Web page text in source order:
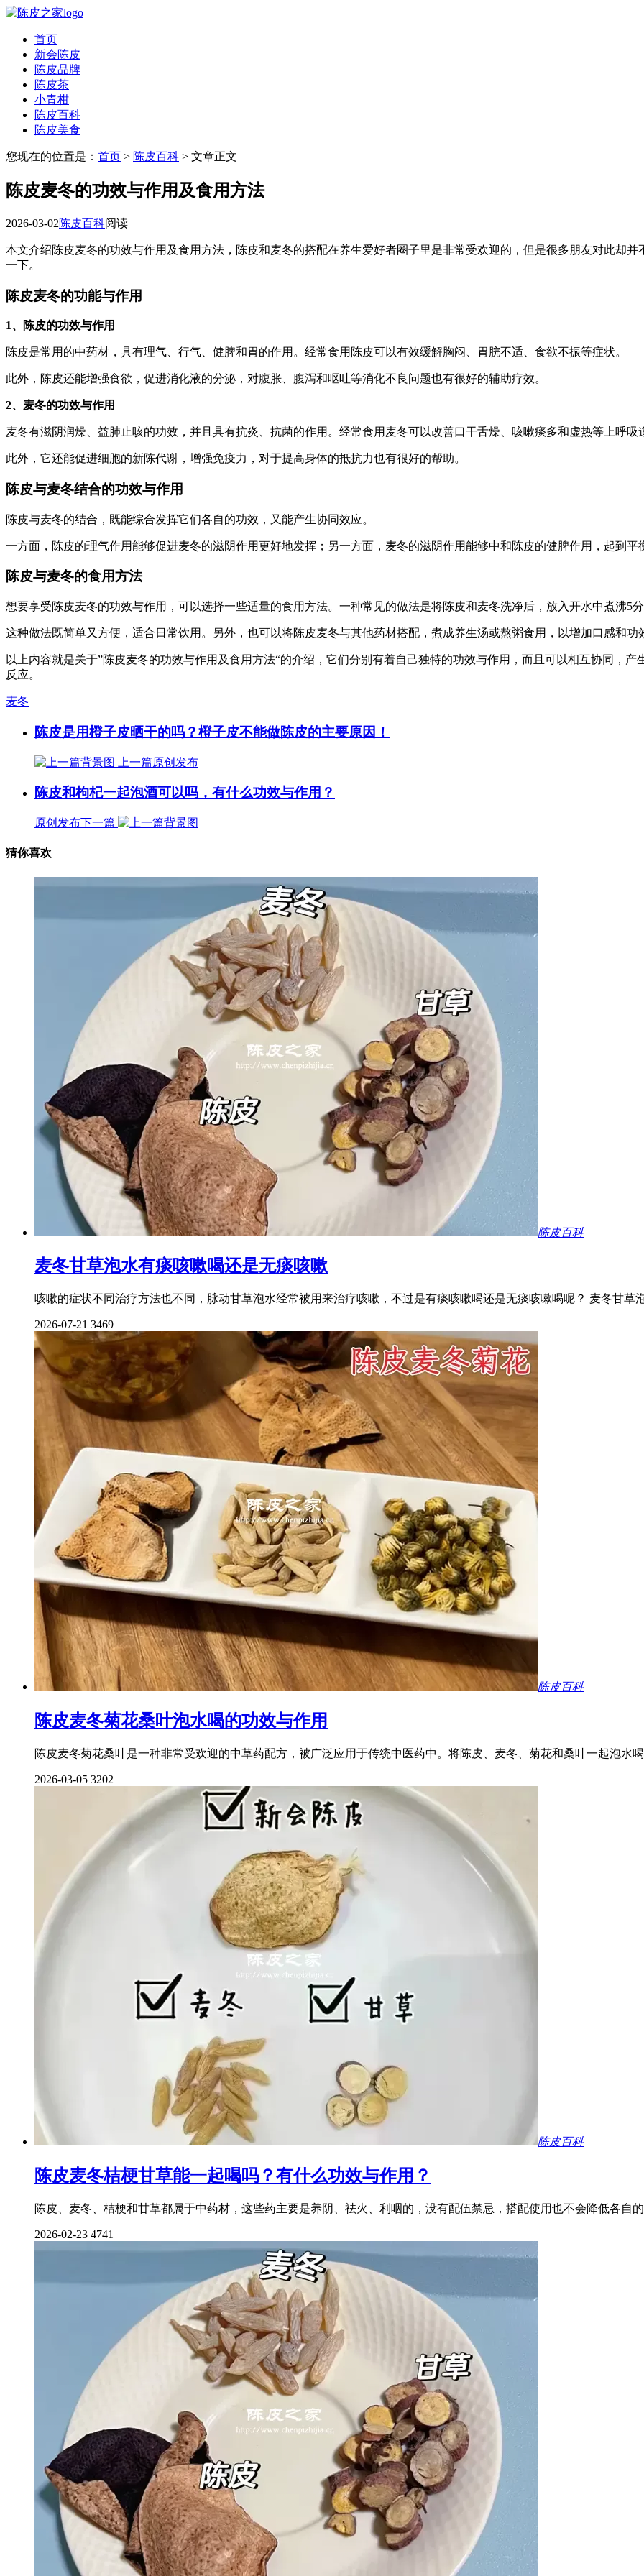
首页
新会陈皮
陈皮品牌
陈皮茶
小青柑
陈皮百科
陈皮美食
您现在的位置是： 首页 > 陈皮百科 > 文章正文
陈皮麦冬的功效与作用及食用方法
2026-03-02陈皮百科阅读
本文介绍陈皮麦冬的功效与作用及食用方法，陈皮和麦冬的搭配在养生爱好者圈子里是非常受欢迎的，但是很多朋友对此却
一下。
陈皮麦冬的功能与作用
1、陈皮的功效与作用
陈皮是常用的中药材，具有理气、行气、健脾和胃的作用。经常食用陈皮可以有效缓解胸闷、胃脘不适、食欲不振等症状。
此外，陈皮还能增强食欲，促进消化液的分泌，对腹胀、腹泻和呕吐等消化不良问题也有很好的辅助疗效。
2、麦冬的功效与作用
麦冬有滋阴润燥、益肺止咳的功效，并且具有抗炎、抗菌的作用。经常食用麦冬可以改善口干舌燥、咳嗽痰多和虚热等上呼吸
此外，它还能促进细胞的新陈代谢，增强免疫力，对于提高身体的抵抗力也有很好的帮助。
陈皮与麦冬结合的功效与作用
陈皮与麦冬的结合，既能综合发挥它们各自的功效，又能产生协同效应。
一方面，陈皮的理气作用能够促进麦冬的滋阴作用更好地发挥；另一方面，麦冬的滋阴作用能够中和陈皮的健脾作用，起到平
陈皮与麦冬的食用方法
想要享受陈皮麦冬的功效与作用，可以选择一些适量的食用方法。一种常见的做法是将陈皮和麦冬洗净后，放入开水中煮沸5
这种做法既简单又方便，适合日常饮用。另外，也可以将陈皮麦冬与其他药材搭配，煮成养生汤或熬粥食用，以增加口感和功
以上内容就是关于”陈皮麦冬的功效与作用及食用方法“的介绍，它们分别有着自己独特的功效与作用，而且可以相互协同，
反应。
麦冬
陈皮是用橙子皮晒干的吗？橙子皮不能做陈皮的主要原因！
上一篇原创发布
陈皮和枸杞一起泡酒可以吗，有什么功效与作用？
原创发布下一篇
猜你喜欢
陈皮百科
麦冬甘草泡水有痰咳嗽喝还是无痰咳嗽
咳嗽的症状不同治疗方法也不同，脉动甘草泡水经常被用来治疗咳嗽，不过是有痰咳嗽喝还是无痰咳嗽喝呢？ 麦冬甘草
2026-07-21 3469
陈皮百科
陈皮麦冬菊花桑叶泡水喝的功效与作用
陈皮麦冬菊花桑叶是一种非常受欢迎的中草药配方，被广泛应用于传统中医药中。将陈皮、麦冬、菊花和桑叶一起泡水
2026-03-05 3202
陈皮百科
陈皮麦冬桔梗甘草能一起喝吗？有什么功效与作用？
陈皮、麦冬、桔梗和甘草都属于中药材，这些药主要是养阴、祛火、利咽的，没有配伍禁忌，搭配使用也不会降低各自
2026-02-23 4741